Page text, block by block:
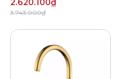
2.620.100₫
3.743.000₫